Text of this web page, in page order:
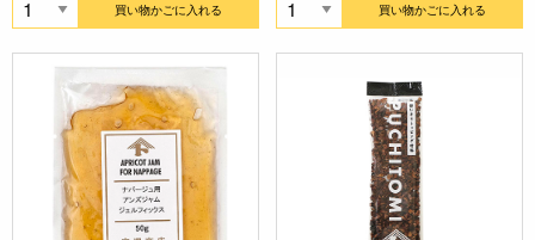
買い物かごに入れる 買い物かごに入れる